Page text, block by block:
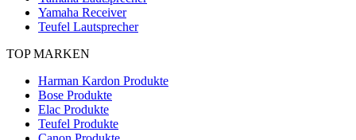
Yamaha Receiver
Teufel Lautsprecher
TOP MARKEN
Harman Kardon Produkte
Bose Produkte
Elac Produkte
Teufel Produkte